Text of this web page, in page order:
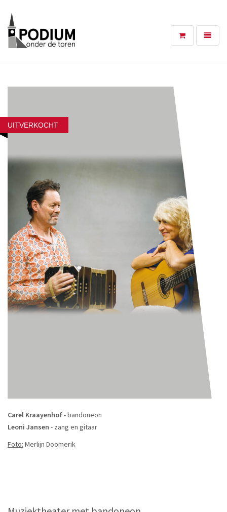
Toggle
UITVERKOCHT
Carel Kraayenhof- bandoneon
Leoni Jansen - zang en gitaar
Foto: Merlijn Doomerik